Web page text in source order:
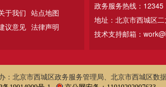
于我们 站点地图
议意见 法律声明
政务服务热线：12345
地址：北京市西城区
技术支持邮箱：
北京市西城区政务服务管理局、北京市西城区数